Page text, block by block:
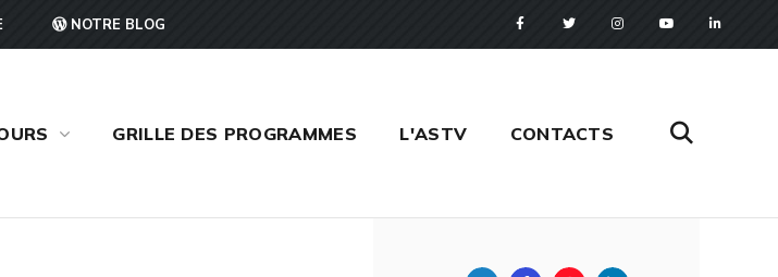
NOTRE BLOG
GRILLE DES PROGRAMMES L'ASTV CONTACTS